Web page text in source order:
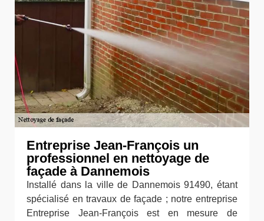
Entreprise Jean-François un
professionnel en nettoyage de
façade à Dannemois
Installé dans la ville de Dannemois 91490, étant
spécialisé en travaux de façade ; notre entreprise
Entreprise Jean-François est en mesure de